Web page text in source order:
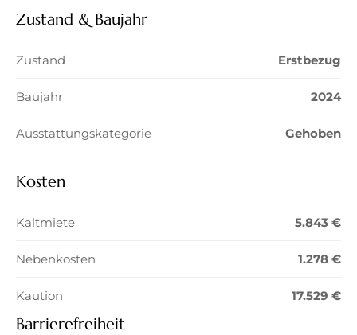
Zustand & Baujahr
Zustand Erstbezug
Baujahr 2024
Ausstattungskategorie Gehoben
Kosten
Kaltmiete 5.843 €
Nebenkosten 1.278 €
Kaution 17.529 €
Barrierefreiheit